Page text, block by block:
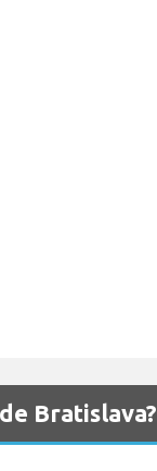
Bratislava?